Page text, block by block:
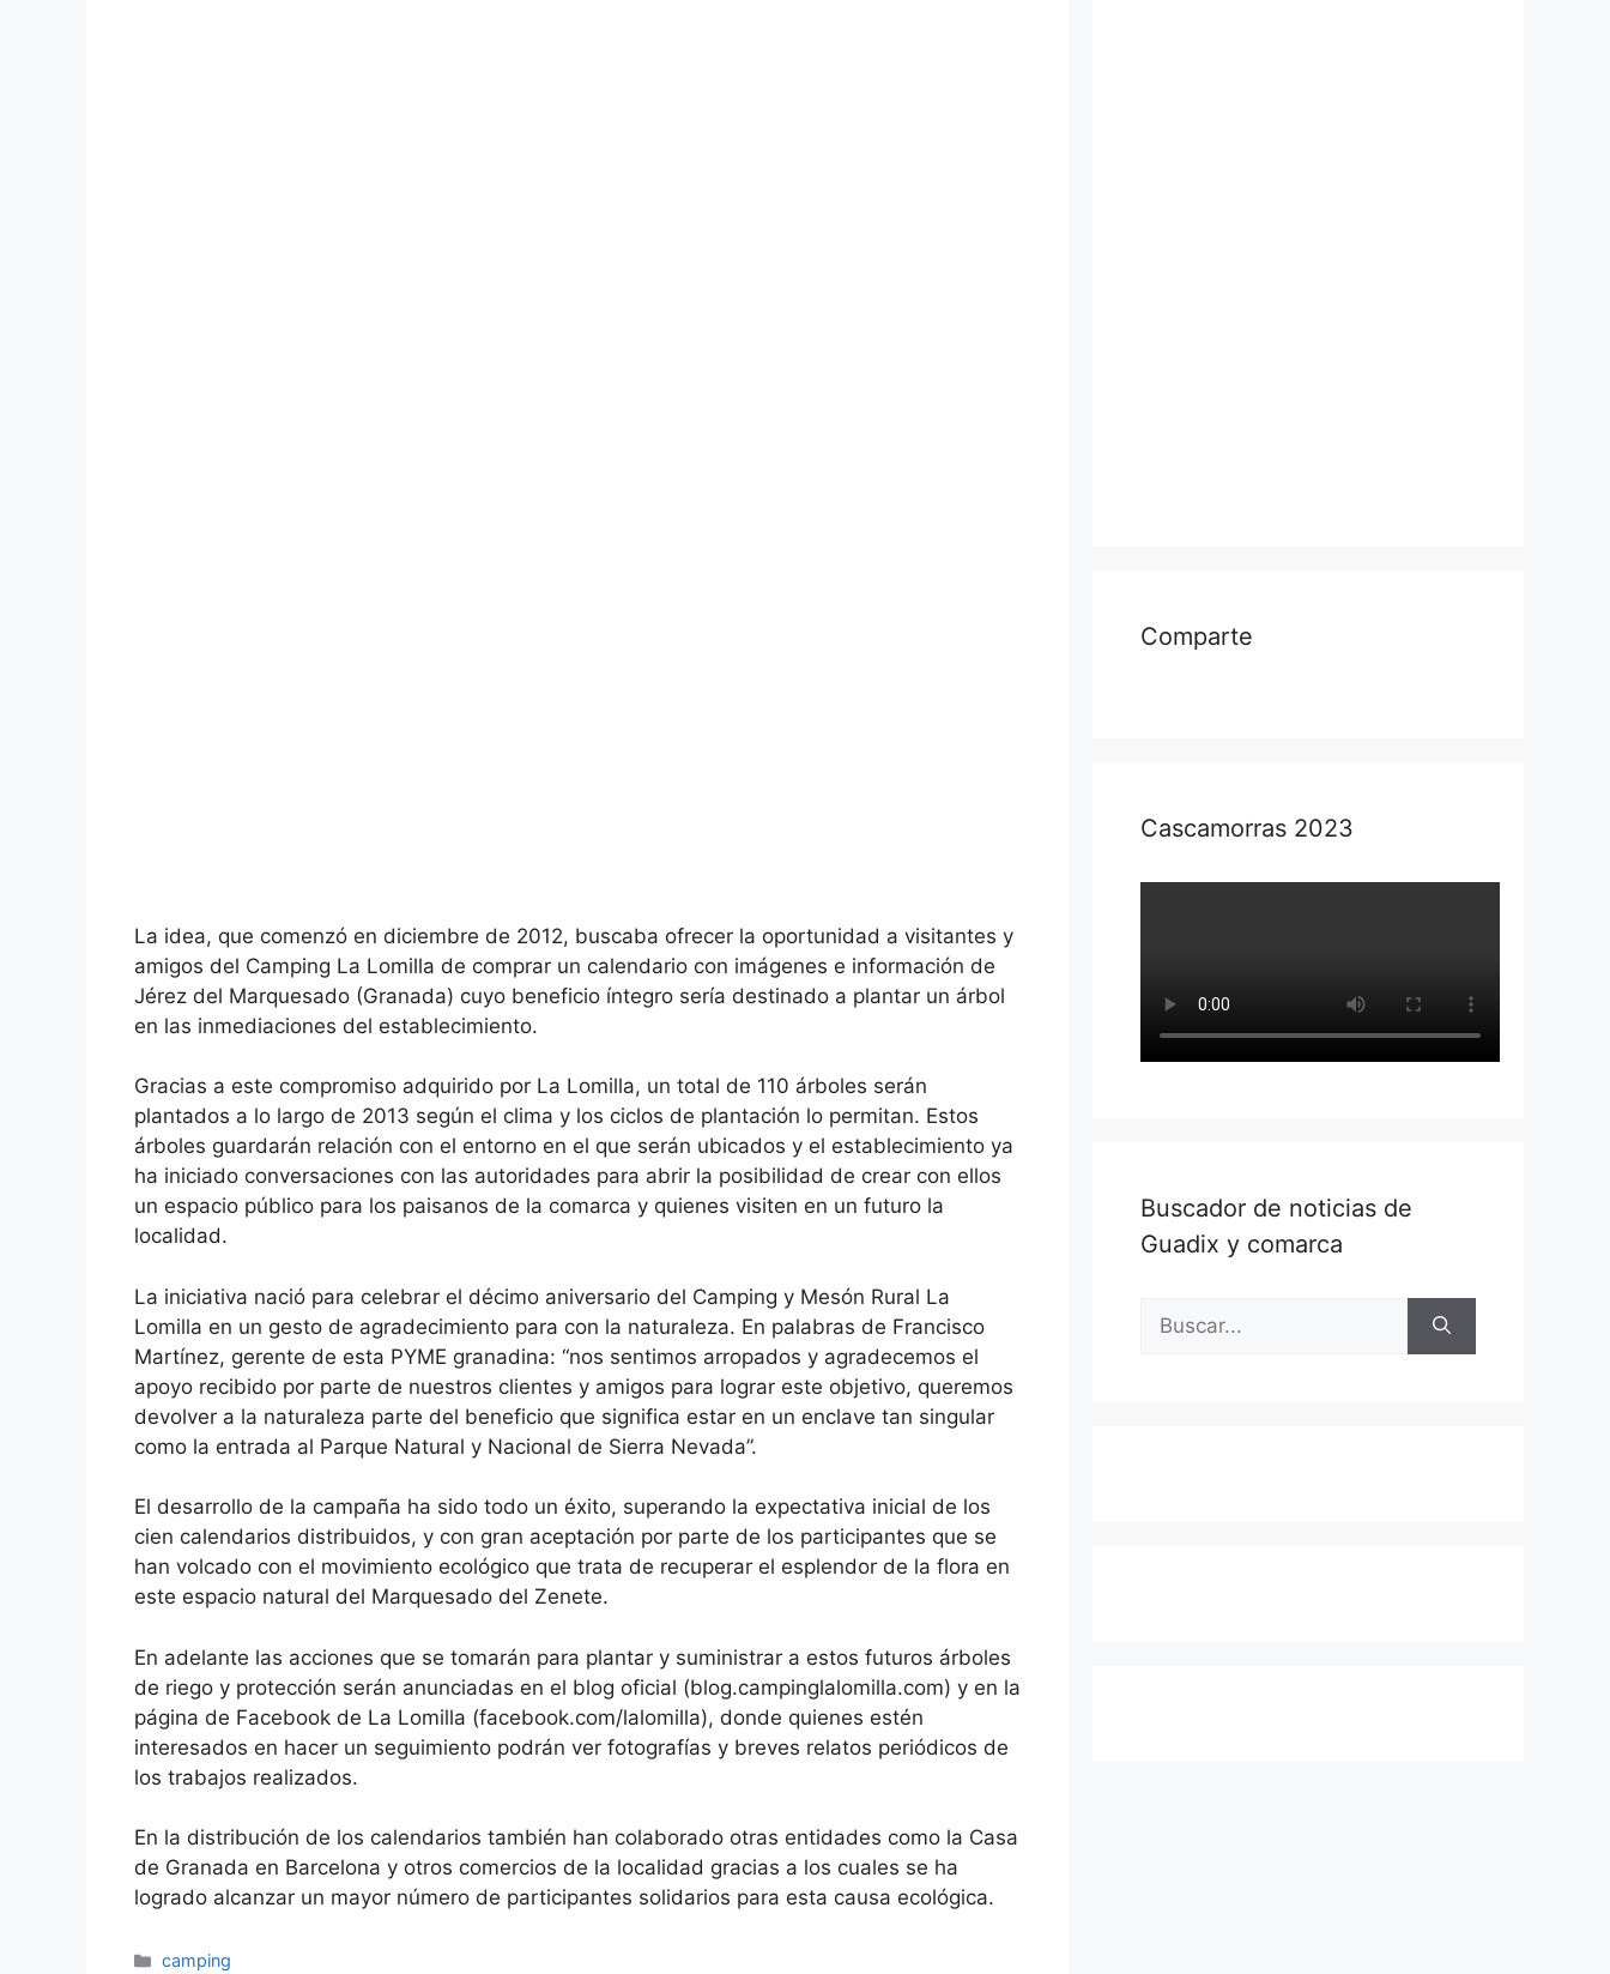
La idea, que comenzó en diciembre de 2012, buscaba ofrecer la oportunidad a visitantes y
amigos del Camping La Lomilla de comprar un calendario con imágenes e información de
Jérez del Marquesado (Granada) cuyo beneficio íntegro sería destinado a plantar un árbol
en las inmediaciones del establecimiento.
Gracias a este compromiso adquirido por La Lomilla, un total de 110 árboles serán
plantados a lo largo de 2013 según el clima y los ciclos de plantación lo permitan. Estos
árboles guardarán relación con el entorno en el que serán ubicados y el establecimiento ya
ha iniciado conversaciones con las autoridades para abrir la posibilidad de crear con ellos
un espacio público para los paisanos de la comarca y quienes visiten en un futuro la
localidad.
La iniciativa nació para celebrar el décimo aniversario del Camping y Mesón Rural La
Lomilla en un gesto de agradecimiento para con la naturaleza. En palabras de Francisco
Martínez, gerente de esta PYME granadina: “nos sentimos arropados y agradecemos el
apoyo recibido por parte de nuestros clientes y amigos para lograr este objetivo, queremos
devolver a la naturaleza parte del beneficio que significa estar en un enclave tan singular
como la entrada al Parque Natural y Nacional de Sierra Nevada”.
El desarrollo de la campaña ha sido todo un éxito, superando la expectativa inicial de los
cien calendarios distribuidos, y con gran aceptación por parte de los participantes que se
han volcado con el movimiento ecológico que trata de recuperar el esplendor de la flora en
este espacio natural del Marquesado del Zenete.
En adelante las acciones que se tomarán para plantar y suministrar a estos futuros árboles
de riego y protección serán anunciadas en el blog oficial (blog.campinglalomilla.com) y en la
página de Facebook de La Lomilla (facebook.com/lalomilla), donde quienes estén
interesados en hacer un seguimiento podrán ver fotografías y breves relatos periódicos de
los trabajos realizados.
En la distribución de los calendarios también han colaborado otras entidades como la Casa
de Granada en Barcelona y otros comercios de la localidad gracias a los cuales se ha
logrado alcanzar un mayor número de participantes solidarios para esta causa ecológica.
Categorías
camping
Comparte
Cascamorras 2023
Buscador de noticias de
Guadix y comarca
Buscar: